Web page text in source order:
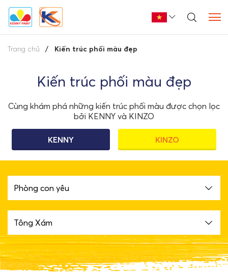
Trang chủ Kiến trúc phối màu đẹp
Kiến trúc phối màu đẹp
Cùng khám phá những kiến trúc phối màu được chọn lọc
bởi KENNY và KINZO
KENNY KINZO
Phòng con yêu
Tông Xám